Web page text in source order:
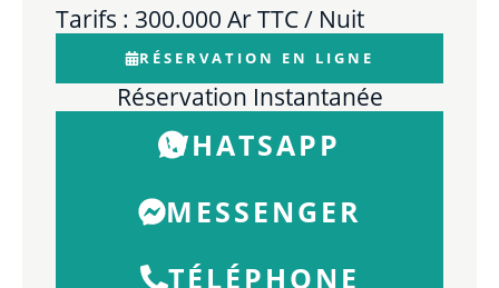
Tarifs : 300.000 Ar TTC / Nuit
RÉSERVATION EN LIGNE
Réservation Instantanée
WHATSAPP
MESSENGER
TÉLÉPHONE